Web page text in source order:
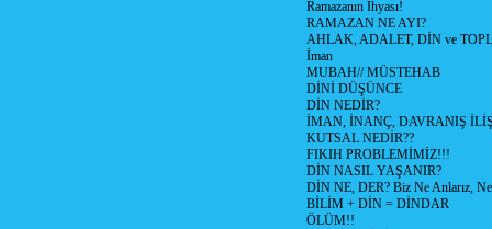
Ramazanın İhyası!
RAMAZAN NE AYI?
AHLAK, ADALET, DİN ve
İman
MUBAH// MÜSTEHAB
DİNİ DÜŞÜNCE
DİN NEDİR?
İMAN, İNANÇ, DAVRANIŞ
KUTSAL NEDİR??
FIKIH PROBLEMİMİZ!!!
DİN NASIL YAŞANIR?
DİN NE, DER? Biz Ne Anlarız, Ne
BİLİM + DİN = DİNDAR
ÖLÜM!!